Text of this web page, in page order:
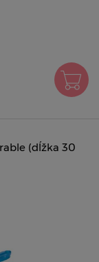
(dĺžka 30